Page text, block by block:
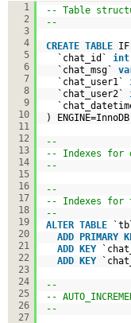
1
2
3
4
5
6
7
8
9
10
11
12
13
14
15
16
17
18
19
20
21
22
23
24
25
26
27
-- Table
--
CREATE TABLE IF
`chat_id` int
`chat_msg`
`chat_user1`
`chat_user2`
) ENGINE=InnoDB
--
-- Indexes for
--
--
-- Indexes for
--
ALTER TABLE
ADD PRIMARY
ADD KEY
ADD KEY
--
--
--